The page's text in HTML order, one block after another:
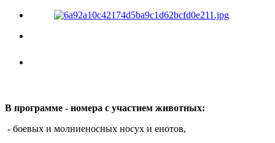
В программе - номера с участием животных:
- боевых и молниеносных носух и енотов,